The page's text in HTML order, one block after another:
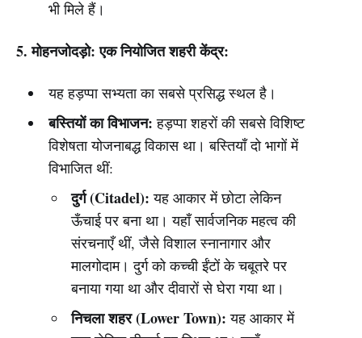
भी मिले हैं।
5. मोहनजोदड़ो: एक नियोजित शहरी केंद्र:
यह हड़प्पा सभ्यता का सबसे प्रसिद्ध स्थल है।
बस्तियों का विभाजन: हड़प्पा शहरों की सबसे विशिष्ट
विशेषता योजनाबद्ध विकास था। बस्तियाँ दो भागों में
विभाजित थीं:
दुर्ग (Citadel): यह आकार में छोटा लेकिन
ऊँचाई पर बना था। यहाँ सार्वजनिक महत्व की
संरचनाएँ थीं, जैसे विशाल स्नानागार और
मालगोदाम। दुर्ग को कच्ची ईंटों के चबूतरे पर
बनाया गया था और दीवारों से घेरा गया था।
निचला शहर (Lower Town): यह आकार में